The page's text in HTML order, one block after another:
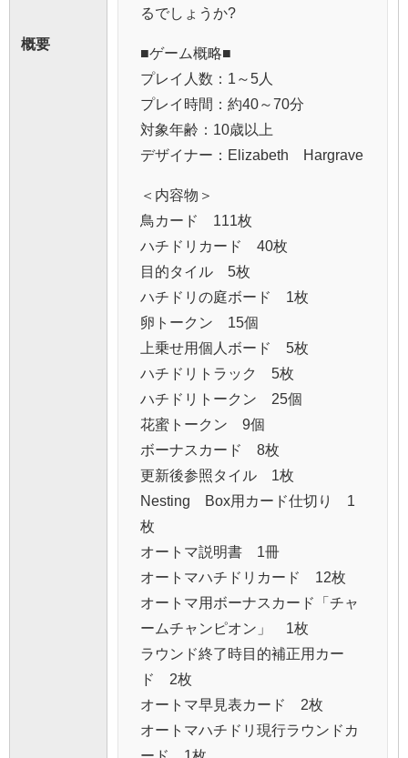
概要
るでしょうか?
■ゲーム概略■
プレイ人数：1～5人
プレイ時間：約40～70分
対象年齢：10歳以上
デザイナー：Elizabeth Hargrave
＜内容物＞
鳥カード 111枚
ハチドリカード 40枚
目的タイル 5枚
ハチドリの庭ボード 1枚
卵トークン 15個
上乗せ用個人ボード 5枚
ハチドリトラック 5枚
ハチドリトークン 25個
花蜜トークン 9個
ボーナスカード 8枚
更新後参照タイル 1枚
Nesting Box用カード仕切り 1
枚
オートマ説明書 1冊
オートマハチドリカード 12枚
オートマ用ボーナスカード「チャ
ームチャンピオン」 1枚
ラウンド終了時目的補正用カー
ド 2枚
オートマ早見表カード 2枚
オートマハチドリ現行ラウンドカ